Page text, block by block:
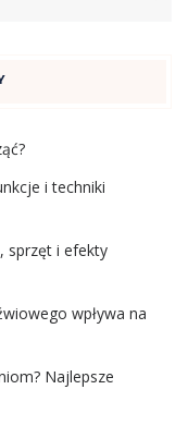
i techniki
sprzęt i efekty
wpływa na
Najlepsze